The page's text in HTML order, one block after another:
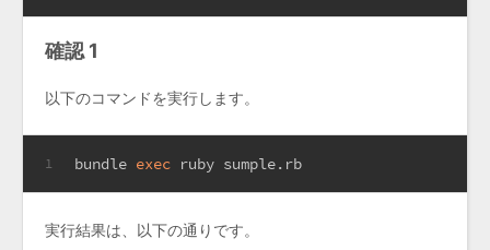
確認 1
以下のコマンドを実行します。
1 bundle exec ruby sumple.rb
実行結果は、以下の通りです。